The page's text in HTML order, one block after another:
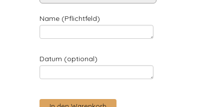
Name (Pflichtfeld)
Datum (optional)